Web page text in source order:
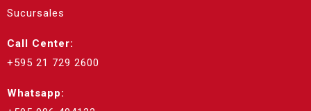
Sucursales
Call Center:
+595 21 729 2600
Whatsapp: